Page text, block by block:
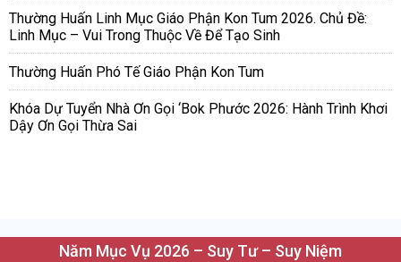
Thường Huấn Linh Mục Giáo Phận Kon Tum 2026. Chủ Đề:
Linh Mục – Vui Trong Thuộc Về Để Tạo Sinh
Thường Huấn Phó Tế Giáo Phận Kon Tum
Khóa Dự Tuyển Nhà Ơn Gọi ‘Bok Phước 2026: Hành Trình Khơi
Dậy Ơn Gọi Thừa Sai
Năm Mục Vụ 2026 – Suy Tư – Suy Niệm